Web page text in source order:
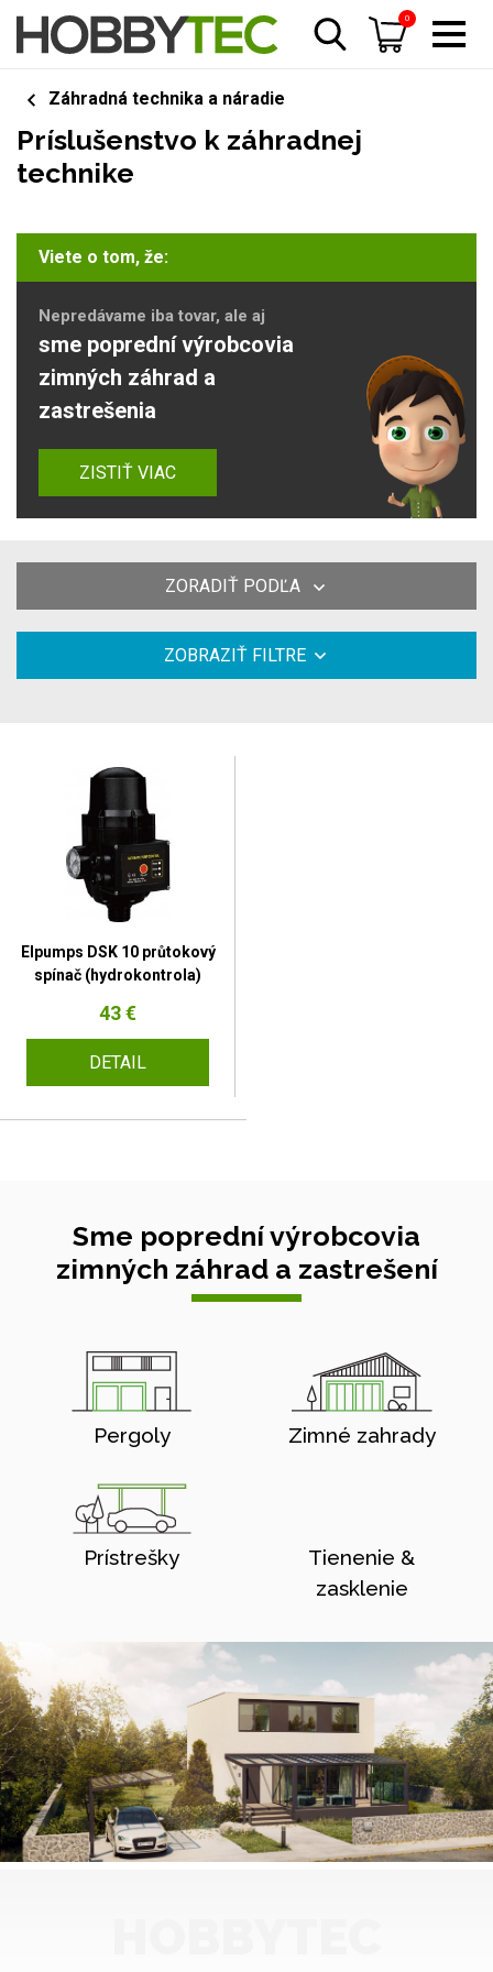
0
Záhradná technika a náradie
Príslušenstvo k záhradnej
technike
Viete o tom, že:
Nepredávame iba tovar, ale aj
sme poprední výrobcovia
zimných záhrad a
zastrešenia
ZISTIŤ VIAC
ZORADIŤ PODĽA
ZOBRAZIŤ FILTRE
Elpumps DSK 10 průtokový
spínač (hydrokontrola)
43 €
DETAIL
Sme poprední výrobcovia
zimných záhrad a zastrešení
Pergoly Zimné zahrady
Prístrešky
Tienenie &
zasklenie